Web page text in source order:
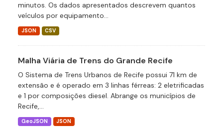
minutos. Os dados apresentados descrevem quantos
veículos por equipamento...
JSON CSV
Malha Viária de Trens do Grande Recife
O Sistema de Trens Urbanos de Recife possui 71 km de
extensão e é operado em 3 linhas férreas: 2 eletrificadas
e 1 por composições diesel. Abrange os municípios de
Recife,...
GeoJSON JSON